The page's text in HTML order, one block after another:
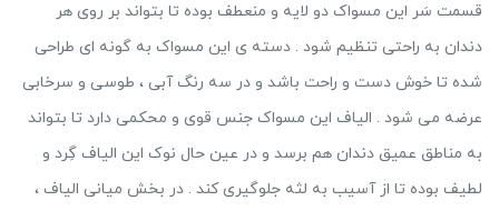
قسمت سَر این مسواک دو لایه و منعطف بوده تا بتواند بر روی هر
دندان به راحتی تنظیم شود . دسته ی این مسواک به گونه ای طراحی
شده تا خوش دست و راحت باشد و در سه رنگ آبی ، طوسی و سرخابی
عرضه می شود . الیاف این مسواک جنس قوی و محکمی دارد تا بتواند
به مناطق عمیق دندان هم برسد و در عین حال نوک این الیاف گِرد و
لطیف بوده تا از آسیب به لثه جلوگیری کند . در بخش میانی الیاف ،